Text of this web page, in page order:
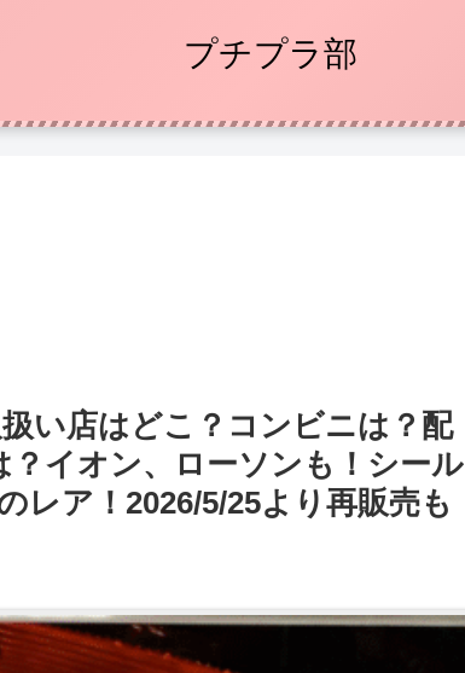
プチプラ部
い店はどこ？コンビニは？配
イオン、ローソンも！シール
レア！2026/5/25より再販売も